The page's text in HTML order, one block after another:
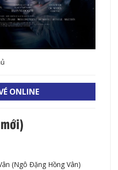
ONLINE
(Ngô Đặng Hồng Vân)